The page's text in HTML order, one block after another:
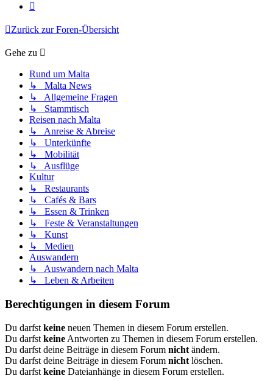
Zurück zur Foren-Übersicht
Gehe zu
Rund um Malta
↳ Malta News
↳ Allgemeine Fragen
↳ Stammtisch
Reisen nach Malta
↳ Anreise & Abreise
↳ Unterkünfte
↳ Mobilität
↳ Ausflüge
Kultur
↳ Restaurants
↳ Cafés & Bars
↳ Essen & Trinken
↳ Feste & Veranstaltungen
↳ Kunst
↳ Medien
Auswandern
↳ Auswandern nach Malta
↳ Leben & Arbeiten
Berechtigungen in diesem Forum
Du darfst keine neuen Themen in diesem Forum erstellen.
Du darfst keine Antworten zu Themen in diesem Forum erstellen.
Du darfst deine Beiträge in diesem Forum nicht ändern.
Du darfst deine Beiträge in diesem Forum nicht löschen.
Du darfst keine Dateianhänge in diesem Forum erstellen.